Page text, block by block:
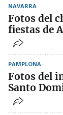
NAVARRA
Fotos del
fiestas de
PAMPLONA
Fotos del
Santo